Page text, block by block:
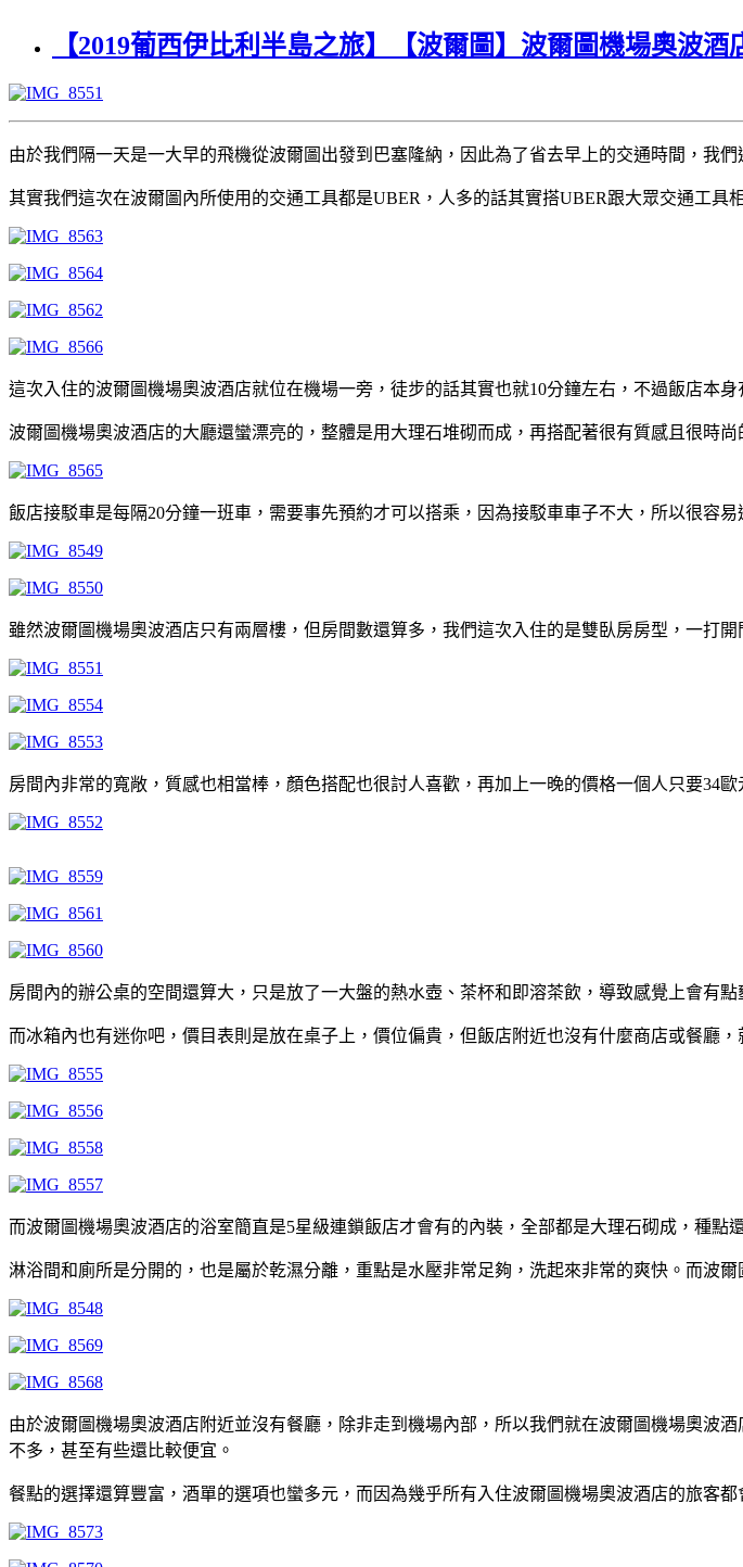
【2019葡西伊比利半島之旅】【波爾圖】波爾圖機場奧波
由於我們隔一天是一大早的飛機從波爾圖出發到巴塞隆納，因此為了省去早上的交通時間，我
其實我們這次在波爾圖內所使用的交通工具都是UBER，人多的話其實搭UBER跟大眾交通工具
這次入住的波爾圖機場奧波酒店就位在機場一旁，徒步的話其實也就10分鐘左右，不過飯店本
波爾圖機場奧波酒店的大廳還蠻漂亮的，整體是用大理石堆砌而成，再搭配著很有質感且很時
飯店接駁車是每隔20分鐘一班車，需要事先預約才可以搭乘，因為接駁車車子不大，所以很容
雖然波爾圖機場奧波酒店只有兩層樓，但房間數還算多，我們這次入住的是雙臥房房型，一打
房間內非常的寬敞，質感也相當棒，顏色搭配也很討人喜歡，再加上一晚的價格一個人只要34歐
房間內的辦公桌的空間還算大，只是放了一大盤的熱水壺、茶杯和即溶茶飲，導致感覺上會有點
而冰箱內也有迷你吧，價目表則是放在桌子上，價位偏貴，但飯店附近也沒有什麼商店或餐廳
而波爾圖機場奧波酒店的浴室簡直是5星級連鎖飯店才會有的內裝，全部都是大理石砌成，種點
淋浴間和廁所是分開的，也是屬於乾濕分離，重點是水壓非常足夠，洗起來非常的爽快。而波
由於波爾圖機場奧波酒店附近並沒有餐廳，除非走到機場內部，所以我們就在波爾圖機場奧波
不多，甚至有些還比較便宜。
餐點的選擇還算豐富，酒單的選項也蠻多元，而因為幾乎所有入住波爾圖機場奧波酒店的旅客